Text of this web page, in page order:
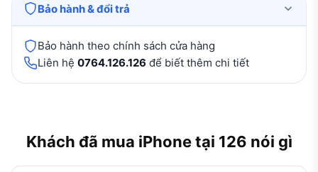
Bảo hành & đổi trả
Bảo hành theo chính sách cửa hàng
Liên hệ 0764.126.126 để biết thêm chi tiết
Khách đã mua iPhone tại 126 nói gì